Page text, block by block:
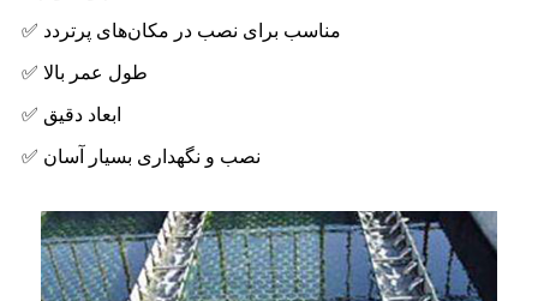
✅ مناسب برای نصب در مکان‌های پرتردد
✅ طول عمر بالا
✅ ابعاد دقیق
✅ نصب و نگهداری بسیار آسان